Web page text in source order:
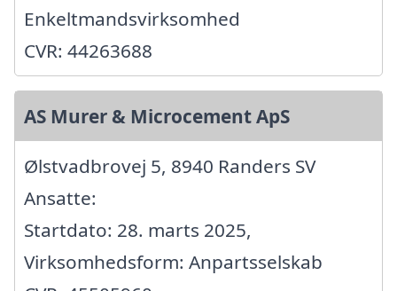
Enkeltmandsvirksomhed
CVR: 44263688
AS Murer & Microcement ApS
Ølstvadbrovej 5, 8940 Randers SV
Ansatte:
Startdato: 28. marts 2025,
Virksomhedsform: Anpartsselskab